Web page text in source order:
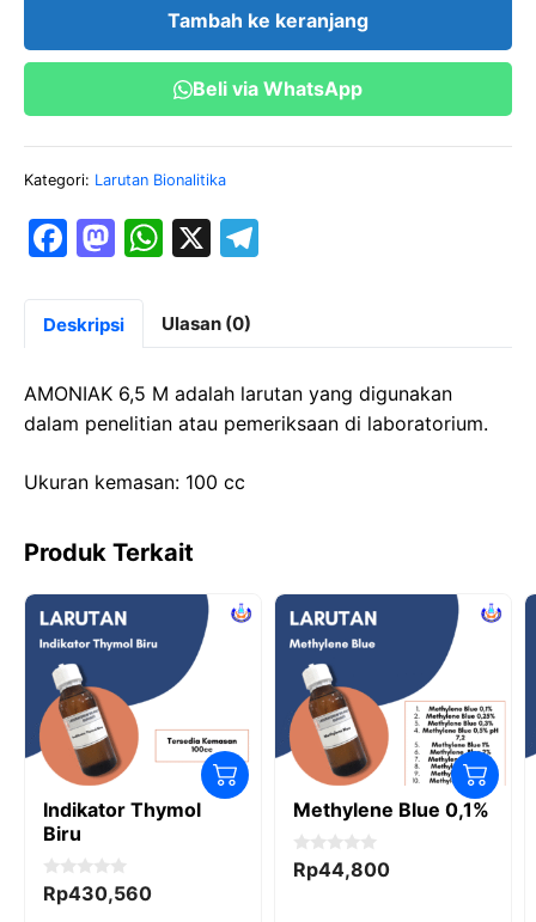
6,5
cc)
Tambah ke keranjang
Beli via WhatsApp
Kategori: Larutan Bionalitika
F
c
b
o
o
k
M
st
d
o
n
W
at
s
A
p
p
X
gr
a
m
Deskripsi Ulasan (0)
AMONIAK 6,5 M adalah larutan yang digunakan
dalam penelitian atau pemeriksaan di laboratorium.
Ukuran kemasan: 100 cc
Produk Terkait
Indikator Thymol
Biru
0
o
Rp430,560
Methylene Blue 0,1%
0
o
Rp44,800